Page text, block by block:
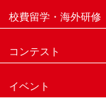
校費留学・海外研修
コンテスト
イベント